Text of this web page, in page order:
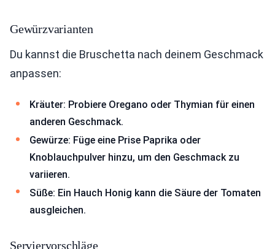
Gewürzvarianten
Du kannst die Bruschetta nach deinem Geschmack
anpassen:
Kräuter: Probiere Oregano oder Thymian für einen
anderen Geschmack.
Gewürze: Füge eine Prise Paprika oder
Knoblauchpulver hinzu, um den Geschmack zu
variieren.
Süße: Ein Hauch Honig kann die Säure der Tomaten
ausgleichen.
Serviervorschläge